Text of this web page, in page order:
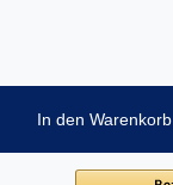
In den Warenkorb